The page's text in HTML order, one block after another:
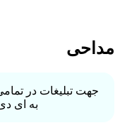
مداحی
جهت تبلیغات در
به ای